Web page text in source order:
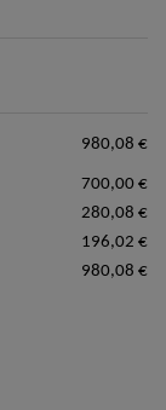
980,08 €
700,00 €
280,08 €
196,02 €
980,08 €